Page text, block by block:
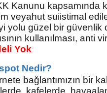
Kanunu kapsamında
veyahut suiistimal
yolu güzel bir güvenlik
kullanılması,
Yok
Nedir?
bağlantımızın bir
kafelerde,